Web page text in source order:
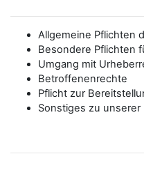
Allgemeine Pflichten
Besondere Pflichten
Umgang mit
Betroffenenrechte
Pflicht zur
Sonstiges zu